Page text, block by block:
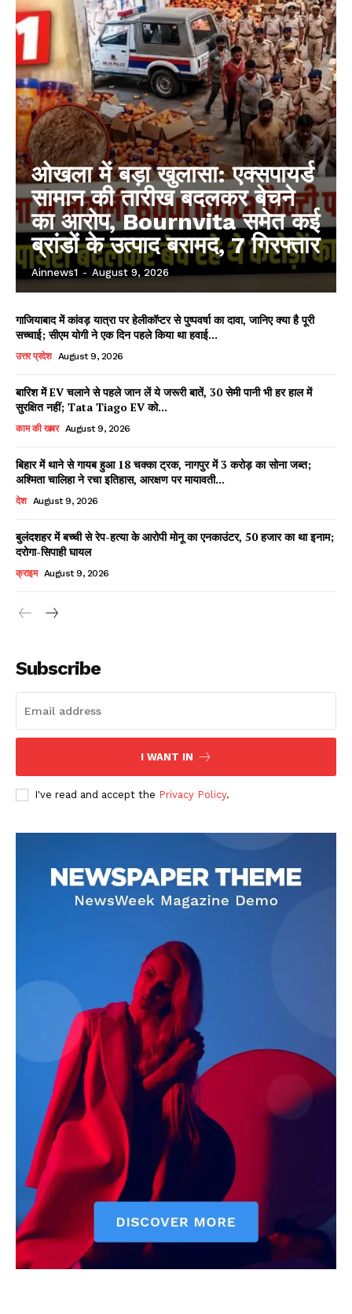
Facebook
X WhatsApp
Share
Read Latest News on AIN
DOWNLOAD NOW
AIN NEWS 1
Contact Us
About Us
Privacy Policy
Terms of Use Agreement
Facebook
X WhatsApp
Share
ओखला में बड़ा खुलासा: एक्सपायर्ड
सामान की तारीख बदलकर बेचने
का आरोप, Bournvita समेत कई
ब्रांडों के उत्पाद बरामद, 7 गिरफ्तार
Ainnews1 - August 9, 2026
गाजियाबाद में कांवड़ यात्रा पर हेलीकॉप्टर से पुष्पवर्षा का दावा, जानिए क्या है पूरी
सच्चाई; सीएम योगी ने एक दिन पहले किया था हवाई...
उत्तर प्रदेश August 9, 2026
बारिश में EV चलाने से पहले जान लें ये जरूरी बातें, 30 सेमी पानी भी हर हाल में
सुरक्षित नहीं; Tata Tiago EV को...
काम की खबर August 9, 2026
बिहार में थाने से गायब हुआ 18 चक्का ट्रक, नागपुर में 3 करोड़ का सोना जब्त;
अश्मिता चालिहा ने रचा इतिहास, आरक्षण पर मायावती...
देश August 9, 2026
बुलंदशहर में बच्ची से रेप-हत्या के आरोपी मोनू का एनकाउंटर, 50 हजार का था इनाम;
दरोगा-सिपाही घायल
क्राइम August 9, 2026
Subscribe
I WANT IN
I've read and accept the Privacy Policy.